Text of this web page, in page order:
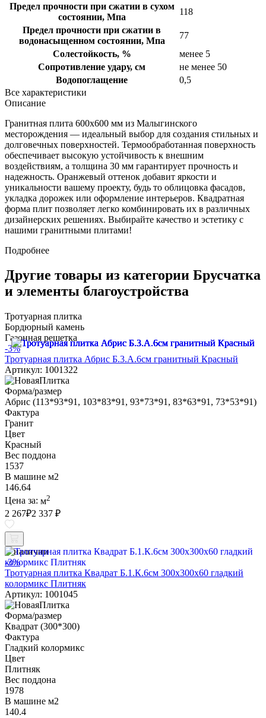
Предел прочности при сжатии в сухом
состоянии, Мпа
118
Предел прочности при сжатии в
водонасыщенном состоянии, Мпа
77
Солестойкость, %
менее 5
Сопротивление удару, см
не менее 50
Водопоглащение
0,5
Все характеристики
Описание
Гранитная плита 600х600 мм из Малыгинского
месторождения — идеальный выбор для создания стильных и
долговечных поверхностей. Термообработанная поверхность
обеспечивает высокую устойчивость к внешним
воздействиям, а толщина 30 мм гарантирует прочность и
надежность. Оранжевый оттенок добавит яркости и
уникальности вашему проекту, будь то облицовка фасадов,
укладка дорожек или оформление интерьеров. Квадратная
форма плит позволяет легко комбинировать их в различных
дизайнерских решениях. Выбирайте качество и эстетику с
нашими гранитными плитами!
Подробнее
Другие товары из категории Брусчатка
и элементы благоустройства
Тротуарная плитка
Бордюрный камень
Газонная решетка
-3%
Тротуарная плитка Абрис Б.3.А.6см гранитный Красный
Артикул: 1001322
Форма/размер
Абрис (113*93*91, 103*83*91, 93*73*91, 83*63*91, 73*53*91)
Фактура
Гранит
Цвет
Красный
Вес поддона
1537
В машине м2
146.64
Цена за: м2
2 267₽2 337 ₽
В наличии
-3%
Тротуарная плитка Квадрат Б.1.К.6см 300х300х60 гладкий
колормикс Плитняк
Артикул: 1001045
Форма/размер
Квадрат (300*300)
Фактура
Гладкий колормикс
Цвет
Плитняк
Вес поддона
1978
В машине м2
140.4